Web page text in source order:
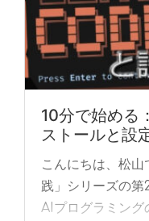
10分で始める
ストールと設
こんにちは、松
践」シリーズの第
AIプログラミン